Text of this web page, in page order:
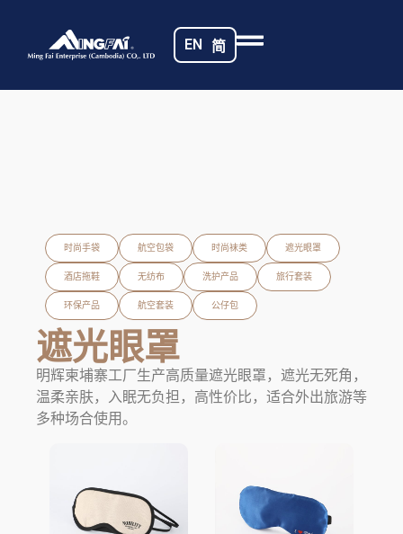
EN 简
时尚手袋 航空包袋 时尚袜类 遮光眼罩
酒店拖鞋 无纺布 洗护产品 旅行套装
环保产品 航空套装 公仔包
遮光眼罩
明辉柬埔寨工厂生产高质量遮光眼罩，遮光无死角，
温柔亲肤，入眠无负担，高性价比，适合外出旅游等
多种场合使用。